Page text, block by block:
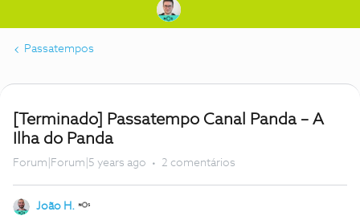
Passatempos
[Terminado] Passatempo Canal Panda – A
Ilha do Panda
Forum|Forum|5 years ago 2 comentários
João H.